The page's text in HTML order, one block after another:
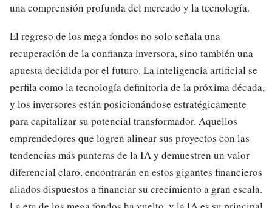
una comprensión profunda del mercado y la tecnología.
El regreso de los mega fondos no solo señala una
recuperación de la confianza inversora, sino también una
apuesta decidida por el futuro. La inteligencia artificial se
perfila como la tecnología definitoria de la próxima década,
y los inversores están posicionándose estratégicamente
para capitalizar su potencial transformador. Aquellos
emprendedores que logren alinear sus proyectos con las
tendencias más punteras de la IA y demuestren un valor
diferencial claro, encontrarán en estos gigantes financieros
aliados dispuestos a financiar su crecimiento a gran escala.